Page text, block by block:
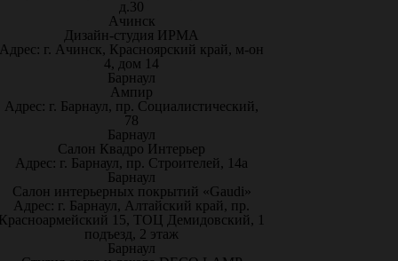
д.30
Ачинск
Дизайн-студия ИРМА
Адрес: г. Ачинск, Красноярский край, м-он
4, дом 14
Барнаул
Ампир
Адрес: г. Барнаул, пр. Социалистический,
78
Барнаул
Салон Квадро Интерьер
Адрес: г. Барнаул, пр. Строителей, 14а
Барнаул
Салон интерьерных покрытий «Gaudi»
Адрес: г. Барнаул, Алтайский край, пр.
15, ТОЦ Демидовский, 1
подъезд, 2 этаж
Барнаул